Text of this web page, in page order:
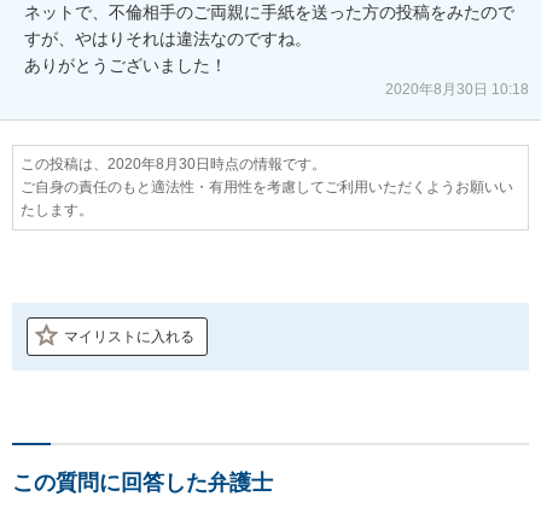
ネットで、不倫相手のご両親に手紙を送った方の投稿をみたので
すが、やはりそれは違法なのですね。
ありがとうございました！
2020年8月30日 10:18
この投稿は、2020年8月30日時点の情報です。
ご自身の責任のもと適法性・有用性を考慮してご利用いただくようお願いい
たします。
マイリストに入れる
この質問に回答した弁護士